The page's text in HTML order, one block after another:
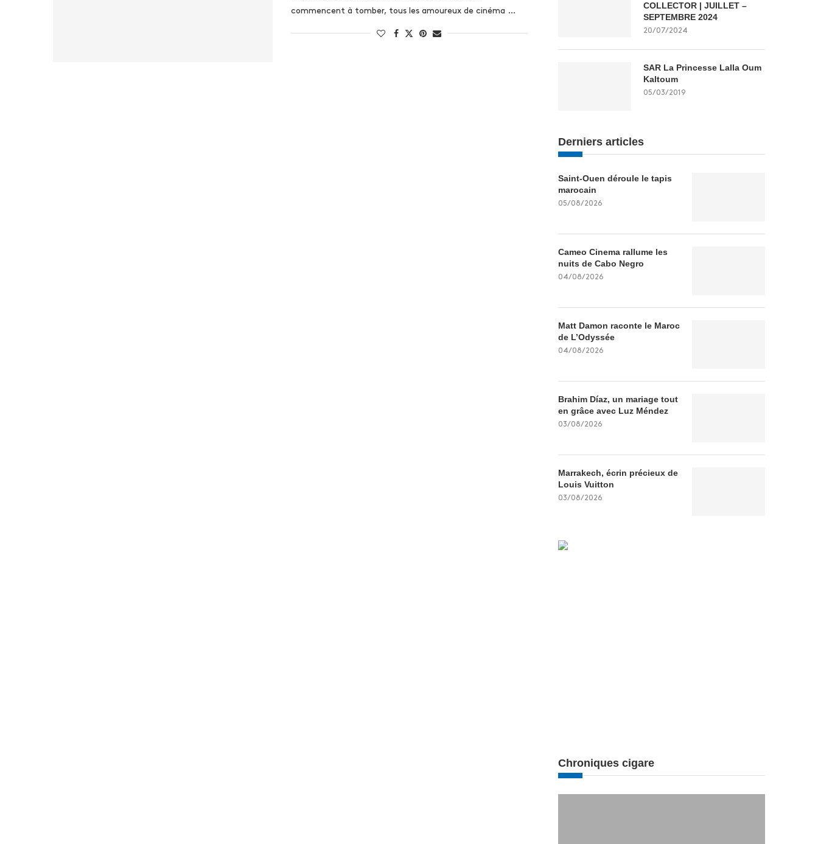
commencent à tomber, tous les amoureux de cinéma …
COLLECTOR | JUILLET –
SEPTEMBRE 2024
20/07/2024
SAR La Princesse Lalla Oum
Kaltoum
05/03/2019
Derniers articles
Saint-Ouen déroule le tapis
marocain
05/08/2026
Cameo Cinema rallume les
nuits de Cabo Negro
04/08/2026
Matt Damon raconte le Maroc
de L’Odyssée
04/08/2026
Brahim Díaz, un mariage tout
en grâce avec Luz Méndez
03/08/2026
Marrakech, écrin précieux de
Louis Vuitton
03/08/2026
Chroniques cigare